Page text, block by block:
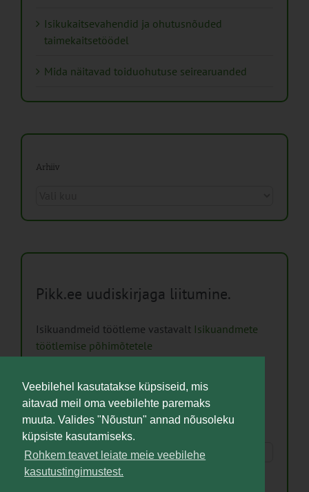
Veebilehel kasutatakse küpsiseid, mis
aitavad meil oma veebilehte paremaks
muuta. Valides "Nõustun" annad nõusoleku
küpsiste kasutamiseks.
Rohkem teavet leiate meie veebilehe
kasutustingimustest.
Isikukaitsevahendid ja ohutusnõuded
taimekaitsetöödel
Mida näitavad toiduohutuse seirearuanded
Arhiiv
Pikk.ee uudiskirjaga liitumine.
Isikuandmeid töötleme vastavalt Isikuandmete
töötlemise põhimõtetele
leitavhttps://www.pikk.ee/liitu-uudiskirjaga/
Nimi